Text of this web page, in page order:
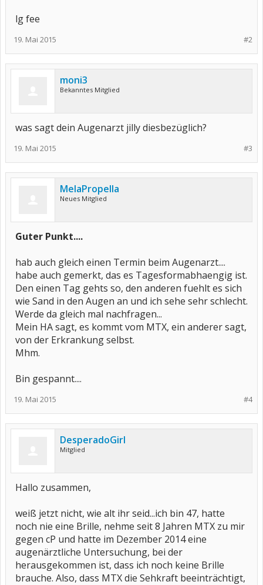
lg fee
#2
19. Mai 2015
moni3
Bekanntes Mitglied
was sagt dein Augenarzt jilly diesbezüglich?
#3
19. Mai 2015
MelaPropella
Neues Mitglied
Guter Punkt....
hab auch gleich einen Termin beim Augenarzt....
habe auch gemerkt, das es Tagesformabhaengig ist.
Den einen Tag gehts so, den anderen fuehlt es sich
wie Sand in den Augen an und ich sehe sehr schlecht.
Werde da gleich mal nachfragen...
Mein HA sagt, es kommt vom MTX, ein anderer sagt,
von der Erkrankung selbst.
Mhm.
Bin gespannt....
#4
19. Mai 2015
DesperadoGirl
Mitglied
Hallo zusammen,
weiß jetzt nicht, wie alt ihr seid...ich bin 47, hatte
noch nie eine Brille, nehme seit 8 Jahren MTX zu mir
gegen cP und hatte im Dezember 2014 eine
augenärztliche Untersuchung, bei der
herausgekommen ist, dass ich noch keine Brille
brauche. Also, dass MTX die Sehkraft beeinträchtigt,